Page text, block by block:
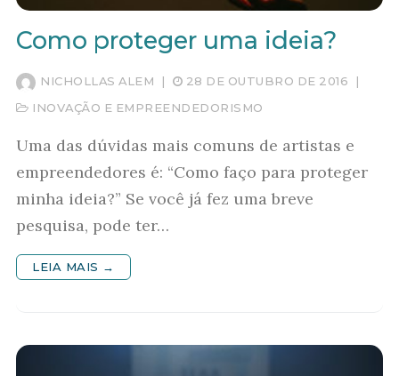
Como proteger uma ideia?
NICHOLLAS ALEM | 28 DE OUTUBRO DE 2016
|
INOVAÇÃO E EMPREENDEDORISMO
Uma das dúvidas mais comuns de artistas e
empreendedores é: “Como faço para proteger
minha ideia?” Se você já fez uma breve
pesquisa, pode ter…
LEIA MAIS →